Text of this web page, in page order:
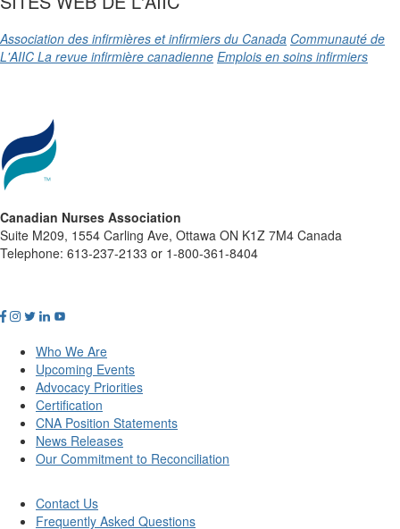
Association des infirmières et infirmiers du Canada Communauté de
L'AIIC La revue infirmière canadienne Emplois en soins infirmiers
Canadian Nurses Association
Suite M209, 1554 Carling Ave, Ottawa ON K1Z 7M4 Canada
Telephone: 613-237-2133 or 1-800-361-8404
Who We Are
Upcoming Events
Advocacy Priorities
Certification
CNA Position Statements
News Releases
Our Commitment to Reconciliation
Contact Us
Frequently Asked Questions